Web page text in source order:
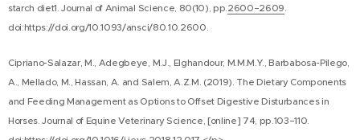
starch diet1. Journal of Animal Science, 80(10), pp.2600–2609.
doi:https://doi.org/10.1093/ansci/80.10.2600.
Cipriano-Salazar, M., Adegbeye, M.J., Elghandour, M.M.M.Y., Barbabosa-Pilego,
A., Mellado, M., Hassan, A. and Salem, A.Z.M. (2019). The Dietary Components
and Feeding Management as Options to Offset Digestive Disturbances in
Horses. Journal of Equine Veterinary Science, [online] 74, pp.103–110.